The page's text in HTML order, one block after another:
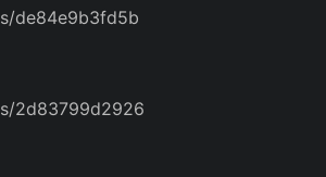
de84e9b3fd5b
2d83799d2926